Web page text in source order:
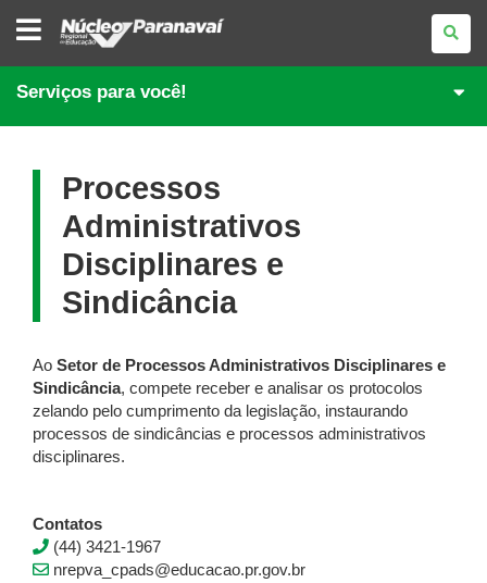
NÚCLEO
REGIONAL
EDUCAÇÃO
DE
PARANAVAÍ
Serviços para você!
Processos
Administrativos
Disciplinares e
Sindicância
Ao Setor de Processos Administrativos Disciplinares e
Sindicância, compete receber e analisar os protocolos
zelando pelo cumprimento da legislação, instaurando
processos de sindicâncias e processos administrativos
disciplinares.
Contatos
(44) 3421-1967
nrepva_cpads@educacao.pr.gov.br